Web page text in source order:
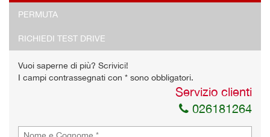
PERMUTA
RICHIEDI TEST DRIVE
Vuoi saperne di più? Scrivici!
I campi contrassegnati con * sono obbligatori.
Servizio clienti
026181264